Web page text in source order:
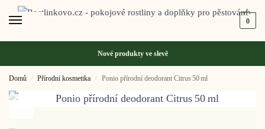
0
Nové produkty ve slevě
Domů / Přírodní kosmetika / Ponio přírodní deodorant Citrus 50 ml